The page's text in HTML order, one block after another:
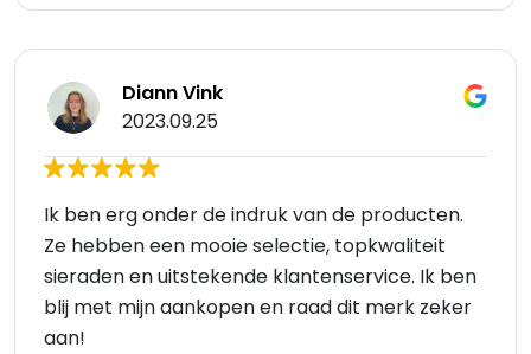
Diann Vink
2023.09.25
Ik ben erg onder de indruk van de producten.
Ze hebben een mooie selectie, topkwaliteit
sieraden en uitstekende klantenservice. Ik ben
blij met mijn aankopen en raad dit merk zeker
aan!